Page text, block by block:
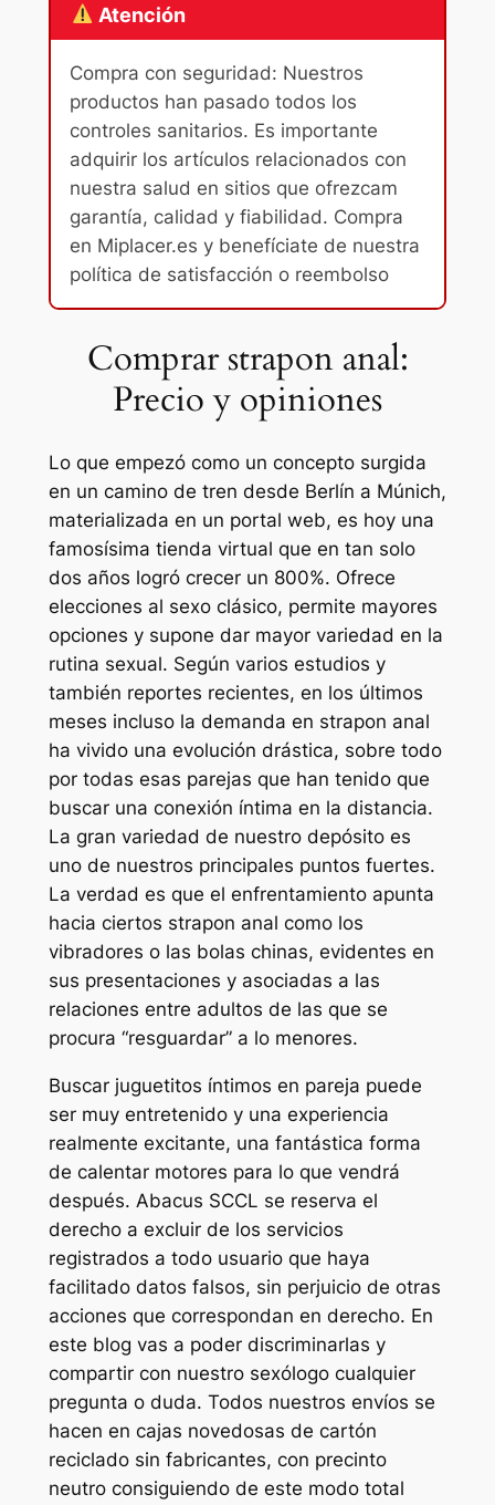
Atención
Compra con seguridad: Nuestros
productos han pasado todos los
controles sanitarios. Es importante
adquirir los artículos relacionados con
nuestra salud en sitios que ofrezcam
garantía, calidad y fiabilidad. Compra
en Miplacer.es y benefíciate de nuestra
política de satisfacción o reembolso
Comprar strapon anal:
Precio y opiniones
Lo que empezó como un concepto surgida
en un camino de tren desde Berlín a Múnich,
materializada en un portal web, es hoy una
famosísima tienda virtual que en tan solo
dos años logró crecer un 800%. Ofrece
elecciones al sexo clásico, permite mayores
opciones y supone dar mayor variedad en la
rutina sexual. Según varios estudios y
también reportes recientes, en los últimos
meses incluso la demanda en strapon anal
ha vivido una evolución drástica, sobre todo
por todas esas parejas que han tenido que
buscar una conexión íntima en la distancia.
La gran variedad de nuestro depósito es
uno de nuestros principales puntos fuertes.
La verdad es que el enfrentamiento apunta
hacia ciertos strapon anal como los
vibradores o las bolas chinas, evidentes en
sus presentaciones y asociadas a las
relaciones entre adultos de las que se
procura “resguardar” a lo menores.
Buscar juguetitos íntimos en pareja puede
ser muy entretenido y una experiencia
realmente excitante, una fantástica forma
de calentar motores para lo que vendrá
después. Abacus SCCL se reserva el
derecho a excluir de los servicios
registrados a todo usuario que haya
facilitado datos falsos, sin perjuicio de otras
acciones que correspondan en derecho. En
este blog vas a poder discriminarlas y
compartir con nuestro sexólogo cualquier
pregunta o duda. Todos nuestros envíos se
hacen en cajas novedosas de cartón
reciclado sin fabricantes, con precinto
neutro consiguiendo de este modo total